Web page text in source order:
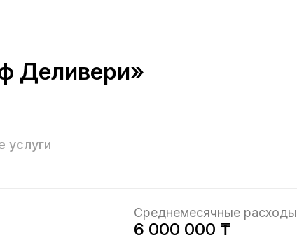
Деливери»
услуги
Среднемесячные расходы
6 000 000 ₸